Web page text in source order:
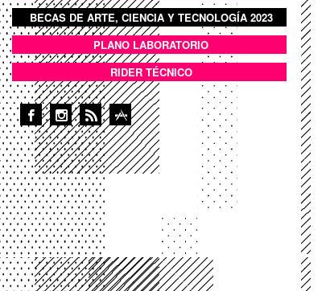
BOTON DOMO LLENO
BECAS DE ARTE, CIENCIA Y TECNOLOGÍA 2023
ANEXOSPLANO LABORATORIO
RIDER TÉCNICO